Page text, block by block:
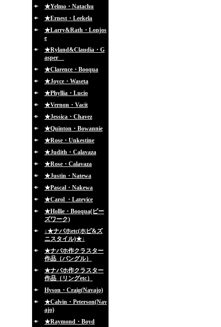
★Yelmo・Natachu
★Ernest・Leekela
★Larry&Rath・Lonjos
e
★Ryland&Claudia・G
asper
★Clarence・Booqua
★Joyce・Waseta
★Phyllia・Lucio
★Vernon・Vacit
★Jessica・Chavez
★Quinton・Bowannie
★Rose・Unkestine
★Judith・Calavaza
★Rose・Calavaza
★Justin・Natewa
★Pascal・Nakewa
★Carol ・Lateyice
★Hollie・Booqua(ビー
ズワーク)
↓★ナバホetc(ホピ&ズ
ニスタイル)★↓
★ナバホ作クラスター
作品（バングル）
★ナバホ作クラスター
作品（リングetc）
Hyson・Craig(Navajo)
★Calvin・Peterson(Nav
ajo)
★Raymond・Boyd